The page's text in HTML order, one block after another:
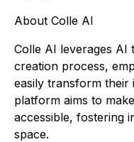
About Colle AI
Colle AI leverages AI
creation process,
easily transform their
platform aims to
accessible, fostering
space.